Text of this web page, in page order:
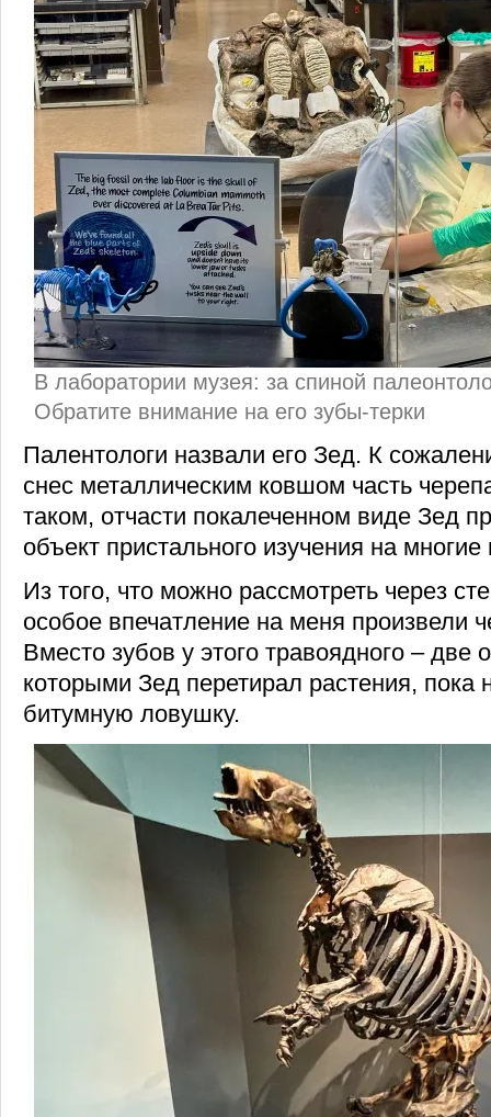
В лаборатории музея: за спиной
Обратите внимание на его зубы-терки
Палентологи назвали его Зед. К
снес металлическим ковшом часть
таком, отчасти покалеченном виде Зед
объект пристального изучения на
Из того, что можно рассмотреть через
особое впечатление на меня произвели
Вместо зубов у этого травоядного – две
которыми Зед перетирал растения, пока
битумную ловушку.